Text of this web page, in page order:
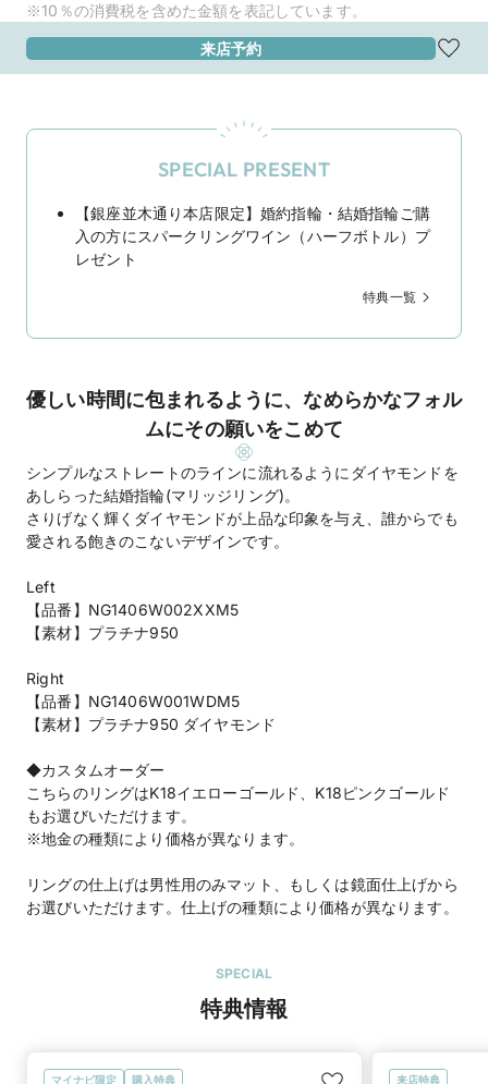
※10％の消費税を含めた金額を表記しています。
来店予約
SPECIAL PRESENT
【銀座並木通り本店限定】婚約指輪・結婚指輪ご購
入の方にスパークリングワイン（ハーフボトル）プ
レゼント
特典一覧
優しい時間に包まれるように、なめらかなフォル
ムにその願いをこめて
シンプルなストレートのラインに流れるようにダイヤモンドを
あしらった結婚指輪(マリッジリング)。
さりげなく輝くダイヤモンドが上品な印象を与え、誰からでも
愛される飽きのこないデザインです。
Left
【品番】NG1406W002XXM5
【素材】プラチナ950
Right
【品番】NG1406W001WDM5
【素材】プラチナ950 ダイヤモンド
◆カスタムオーダー
こちらのリングはK18イエローゴールド、K18ピンクゴールド
もお選びいただけます。
※地金の種類により価格が異なります。
リングの仕上げは男性用のみマット、もしくは鏡面仕上げから
お選びいただけます。仕上げの種類により価格が異なります。
SPECIAL
特典情報
マイナビ限定 購入特典 来店特典